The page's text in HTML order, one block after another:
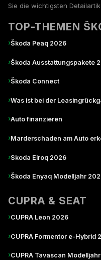
Sie die wichtigsten
TOP-THEMEN
›Škoda Peaq 2026
›Škoda Ausstattungspakete
›Škoda Connect
›Was ist bei der
›Auto finanzieren
›Marderschaden am Auto
›Skoda Elroq 2026
›Škoda Enyaq Modelljahr
CUPRA & SEAT
›CUPRA Leon 2026
›CUPRA Formentor e-Hybrid
›CUPRA Tavascan